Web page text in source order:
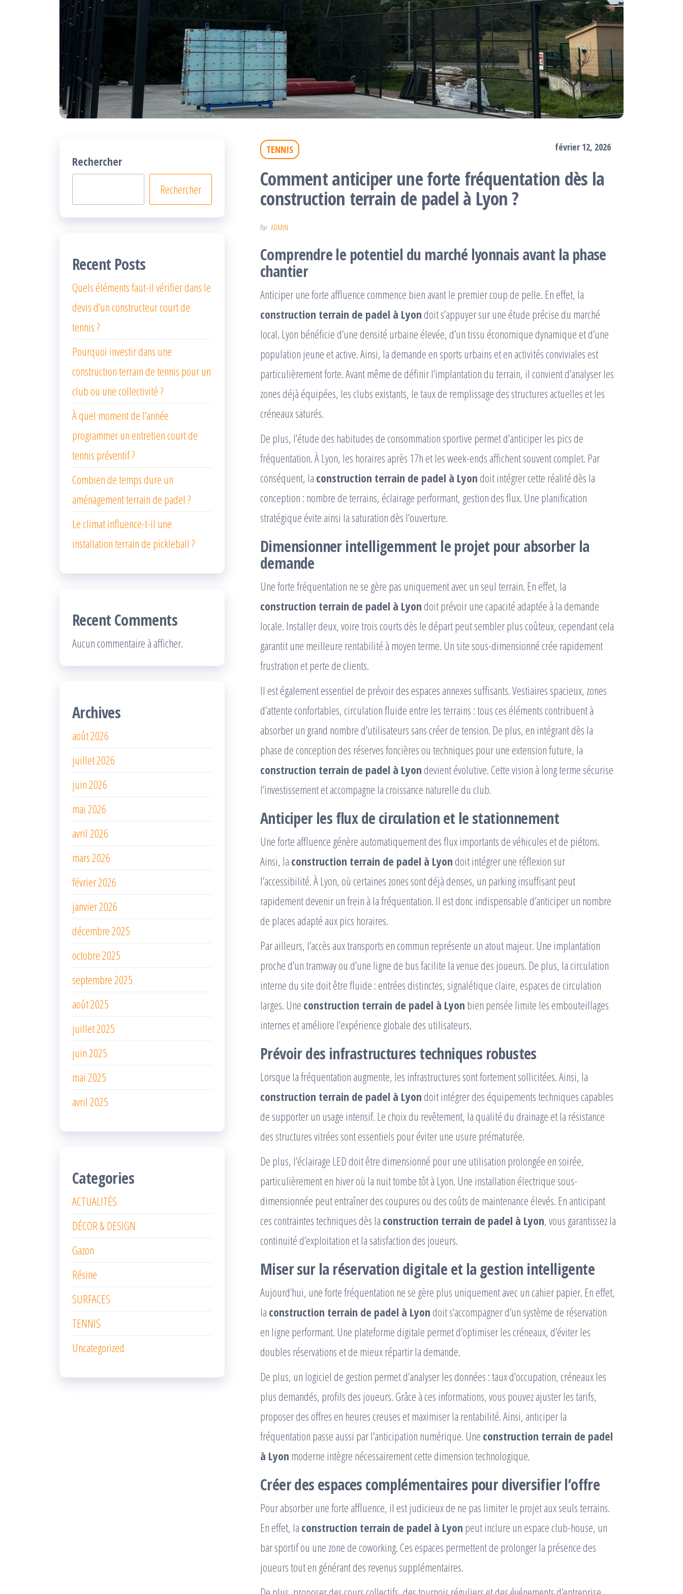
TENNIS février 12, 2026
Comment anticiper une forte fréquentation dès la
construction terrain de padel à Lyon ?
Par ADMIN
Comprendre le potentiel du marché lyonnais avant la phase
chantier
Anticiper une forte affluence commence bien avant le premier coup de pelle. En effet, la
construction terrain de padel à Lyon doit s’appuyer sur une étude précise du marché
local. Lyon bénéficie d’une densité urbaine élevée, d’un tissu économique dynamique et d’une
population jeune et active. Ainsi, la demande en sports urbains et en activités conviviales est
particulièrement forte. Avant même de définir l’implantation du terrain, il convient d’analyser les
zones déjà équipées, les clubs existants, le taux de remplissage des structures actuelles et les
créneaux saturés.
De plus, l’étude des habitudes de consommation sportive permet d’anticiper les pics de
fréquentation. À Lyon, les horaires après 17h et les week-ends affichent souvent complet. Par
conséquent, la construction terrain de padel à Lyon doit intégrer cette réalité dès la
conception : nombre de terrains, éclairage performant, gestion des flux. Une planification
stratégique évite ainsi la saturation dès l’ouverture.
Dimensionner intelligemment le projet pour absorber la
demande
Une forte fréquentation ne se gère pas uniquement avec un seul terrain. En effet, la
construction terrain de padel à Lyon doit prévoir une capacité adaptée à la demande
locale. Installer deux, voire trois courts dès le départ peut sembler plus coûteux, cependant cela
garantit une meilleure rentabilité à moyen terme. Un site sous-dimensionné crée rapidement
frustration et perte de clients.
Il est également essentiel de prévoir des espaces annexes suffisants. Vestiaires spacieux, zones
d’attente confortables, circulation fluide entre les terrains : tous ces éléments contribuent à
absorber un grand nombre d’utilisateurs sans créer de tension. De plus, en intégrant dès la
phase de conception des réserves foncières ou techniques pour une extension future, la
construction terrain de padel à Lyon devient évolutive. Cette vision à long terme sécurise
l’investissement et accompagne la croissance naturelle du club.
Anticiper les flux de circulation et le stationnement
Une forte affluence génère automatiquement des flux importants de véhicules et de piétons.
Ainsi, la construction terrain de padel à Lyon doit intégrer une réflexion sur
l’accessibilité. À Lyon, où certaines zones sont déjà denses, un parking insuffisant peut
rapidement devenir un frein à la fréquentation. Il est donc indispensable d’anticiper un nombre
de places adapté aux pics horaires.
Par ailleurs, l’accès aux transports en commun représente un atout majeur. Une implantation
proche d’un tramway ou d’une ligne de bus facilite la venue des joueurs. De plus, la circulation
interne du site doit être fluide : entrées distinctes, signalétique claire, espaces de circulation
larges. Une construction terrain de padel à Lyon bien pensée limite les embouteillages
internes et améliore l’expérience globale des utilisateurs.
Prévoir des infrastructures techniques robustes
Lorsque la fréquentation augmente, les infrastructures sont fortement sollicitées. Ainsi, la
construction terrain de padel à Lyon doit intégrer des équipements techniques capables
de supporter un usage intensif. Le choix du revêtement, la qualité du drainage et la résistance
des structures vitrées sont essentiels pour éviter une usure prématurée.
De plus, l’éclairage LED doit être dimensionné pour une utilisation prolongée en soirée,
particulièrement en hiver où la nuit tombe tôt à Lyon. Une installation électrique sous-
dimensionnée peut entraîner des coupures ou des coûts de maintenance élevés. En anticipant
ces contraintes techniques dès la construction terrain de padel à Lyon, vous garantissez la
continuité d’exploitation et la satisfaction des joueurs.
Miser sur la réservation digitale et la gestion intelligente
Aujourd’hui, une forte fréquentation ne se gère plus uniquement avec un cahier papier. En effet,
la construction terrain de padel à Lyon doit s’accompagner d’un système de réservation
en ligne performant. Une plateforme digitale permet d’optimiser les créneaux, d’éviter les
doubles réservations et de mieux répartir la demande.
De plus, un logiciel de gestion permet d’analyser les données : taux d’occupation, créneaux les
plus demandés, profils des joueurs. Grâce à ces informations, vous pouvez ajuster les tarifs,
proposer des offres en heures creuses et maximiser la rentabilité. Ainsi, anticiper la
fréquentation passe aussi par l’anticipation numérique. Une construction terrain de padel
à Lyon moderne intègre nécessairement cette dimension technologique.
Créer des espaces complémentaires pour diversifier l’offre
Pour absorber une forte affluence, il est judicieux de ne pas limiter le projet aux seuls terrains.
En effet, la construction terrain de padel à Lyon peut inclure un espace club-house, un
bar sportif ou une zone de coworking. Ces espaces permettent de prolonger la présence des
joueurs tout en générant des revenus supplémentaires.
Rechercher
Rechercher
Recent Posts
Quels éléments faut-il vérifier dans le
devis d’un constructeur court de
tennis ?
Pourquoi investir dans une
construction terrain de tennis pour un
club ou une collectivité ?
À quel moment de l’année
programmer un entretien court de
tennis préventif ?
Combien de temps dure un
aménagement terrain de padel ?
Le climat influence-t-il une
installation terrain de pickleball ?
Recent Comments
Aucun commentaire à afficher.
Archives
août 2026
juillet 2026
juin 2026
mai 2026
avril 2026
mars 2026
février 2026
janvier 2026
décembre 2025
octobre 2025
septembre 2025
août 2025
juillet 2025
juin 2025
mai 2025
avril 2025
Categories
ACTUALITÉS
DÉCOR & DESIGN
Gazon
Résine
SURFACES
TENNIS
Uncategorized